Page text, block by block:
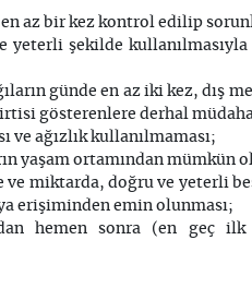
az bir kez kontrol edilip
yeterli şekilde
günde en az iki kez, dış
gösterenlere derhal
ve ağızlık kullanılmaması;
yaşam ortamından mümkün
ve miktarda, doğru ve yeterli
erişiminden emin olunması;
hemen sonra (en geç